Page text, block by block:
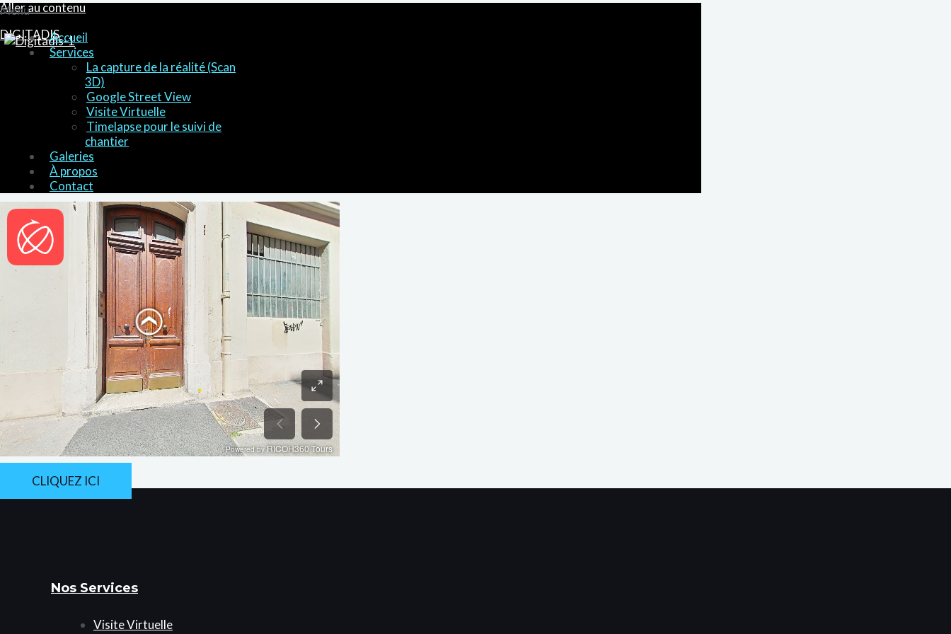
Aller au contenu
DIGITADIS
Menu
Accueil
Services
La capture de la réalité (Scan
3D)
Google Street View
Visite Virtuelle
Timelapse pour le suivi de
chantier
Galeries
À propos
Contact
CLIQUEZ ICI
Nos Services
Visite Virtuelle